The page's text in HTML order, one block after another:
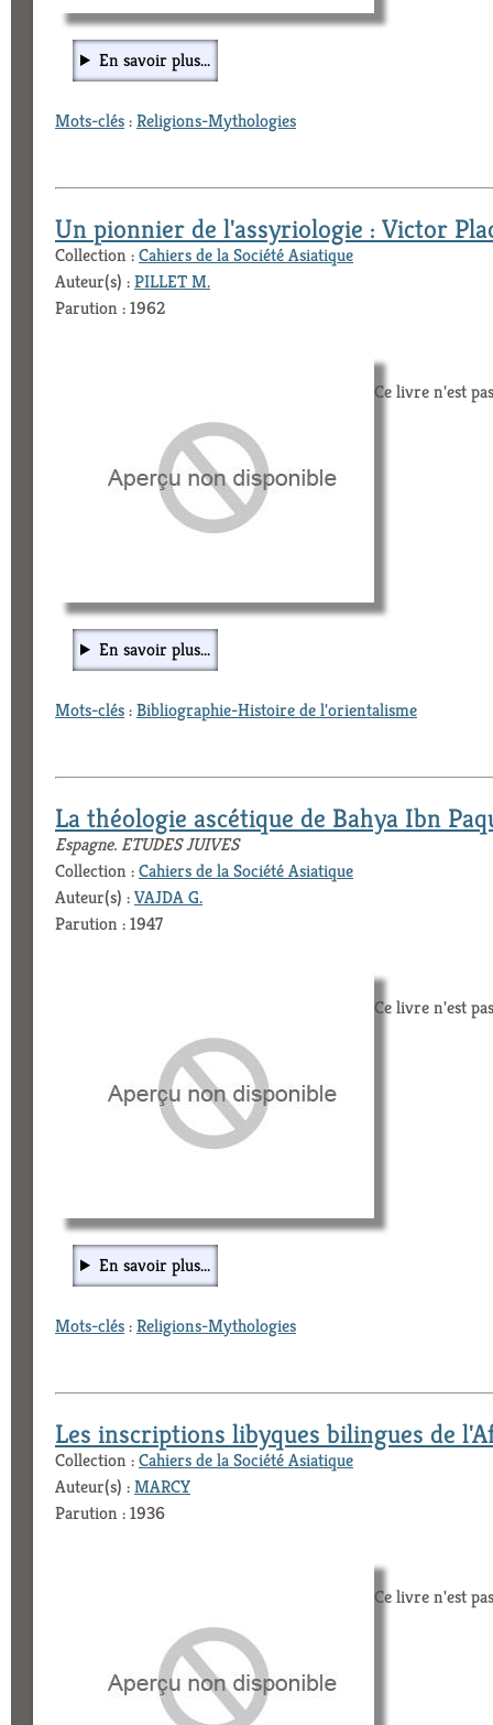
En savoir plus...
Mots-clés:Religions-Mythologies
Un pionnier de l'assyriologie : Victor
Collection :Cahiers de la Société Asiatique
Auteur(s) :PILLET M.
Parution : 1962
Ce livre n'est
En savoir plus...
Mots-clés:Bibliographie-Histoire de l'orientalisme
La théologie ascétique de Bahya Ibn
Espagne. ETUDES JUIVES
Collection :Cahiers de la Société Asiatique
Auteur(s) :VAJDA G.
Parution : 1947
Ce livre n'est
En savoir plus...
Mots-clés:Religions-Mythologies
Les inscriptions libyques bilingues de
Collection :Cahiers de la Société Asiatique
Auteur(s) :MARCY
Parution : 1936
Ce livre n'est